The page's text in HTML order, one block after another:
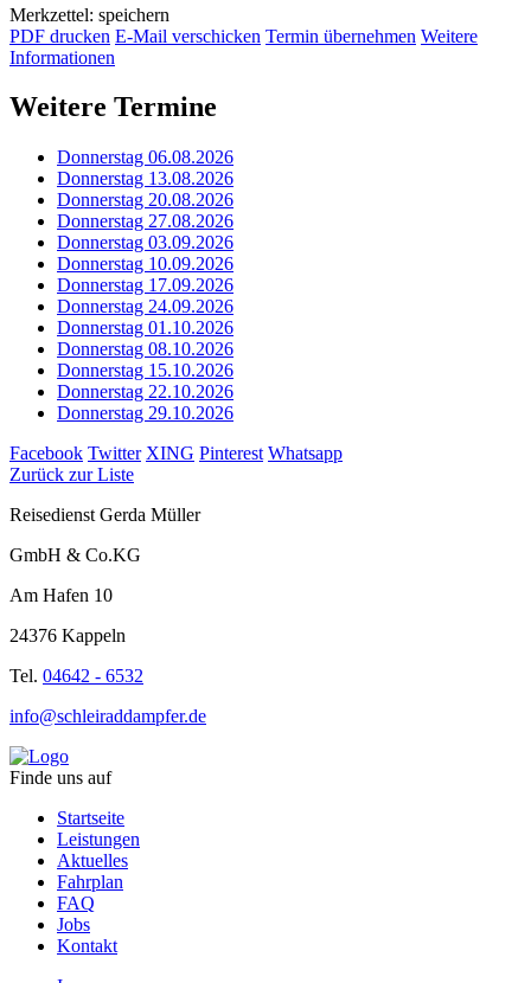
Merkzettel: speichern
PDF drucken E-Mail verschicken Termin übernehmen Weitere
Informationen
Weitere Termine
Donnerstag 06.08.2026
Donnerstag 13.08.2026
Donnerstag 20.08.2026
Donnerstag 27.08.2026
Donnerstag 03.09.2026
Donnerstag 10.09.2026
Donnerstag 17.09.2026
Donnerstag 24.09.2026
Donnerstag 01.10.2026
Donnerstag 08.10.2026
Donnerstag 15.10.2026
Donnerstag 22.10.2026
Donnerstag 29.10.2026
Facebook Twitter XING Pinterest Whatsapp
Zurück zur Liste
Reisedienst Gerda Müller
GmbH & Co.KG
Am Hafen 10
24376 Kappeln
Tel. 04642 - 6532
info@schleiraddampfer.de
Finde uns auf
Startseite
Leistungen
Aktuelles
Fahrplan
FAQ
Jobs
Kontakt